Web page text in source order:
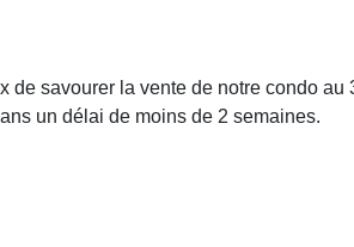
de savourer la vente de notre condo
un délai de moins de 2 semaines.